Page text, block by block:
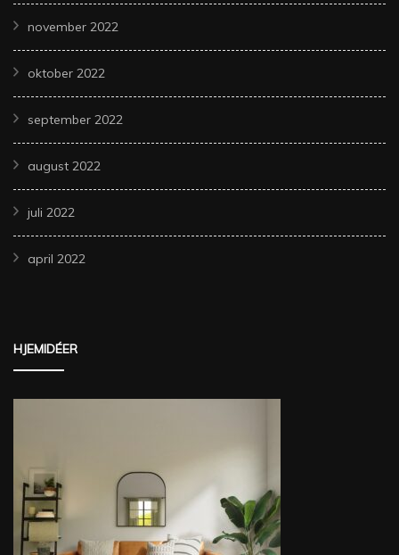
november 2022
oktober 2022
september 2022
august 2022
juli 2022
april 2022
HJEMIDÉER